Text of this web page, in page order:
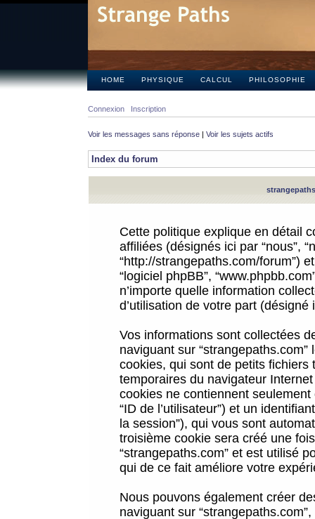
HOME PHYSIQUE CALCUL PHILOSOPHIE
Connexion Inscription
Voir les messages sans réponse | Voir les sujets actifs
Index du forum
Cette politique explique en détail
affiliées (désignés ici par “nous”,
“http://strangepaths.com/forum”)
“logiciel phpBB”,
n’importe quelle information
d’utilisation de votre part (désigné
Vos informations sont collectées
naviguant sur
cookies, qui sont de petits
temporaires du navigateur
cookies ne contiennent
“ID de l’utilisateur”) et un
la session”), qui vous sont
troisième cookie sera créé une
“strangepaths.com” et est utilisé
qui de ce fait améliore votre
Nous pouvons également créer
naviguant sur